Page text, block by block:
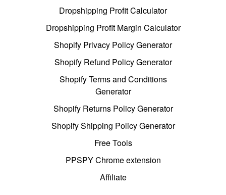
Dropshipping Profit Calculator
Dropshipping Profit Margin Calculator
Shopify Privacy Policy Generator
Shopify Refund Policy Generator
Shopify Terms and Conditions
Generator
Shopify Returns Policy Generator
Shopify Shipping Policy Generator
Free Tools
PPSPY Chrome extension
Affiliate